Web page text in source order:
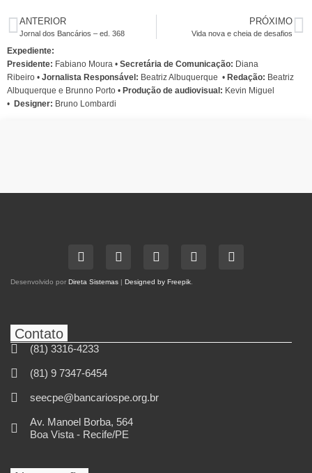
ANTERIOR
Jornal dos Bancários – ed. 368
PRÓXIMO
Vida nova e cheia de desafios
Expediente:
Presidente: Fabiano Moura • Secretária de Comunicação: Diana
Ribeiro • Jornalista Responsável: Beatriz Albuquerque • Redação: Beatriz
Albuquerque e Brunno Porto • Produção de audiovisual: Kevin Miguel
• Designer: Bruno Lombardi
Desenvolvido por Direta Sistemas | Designed by Freepik.
Contato
(81) 3316-4233
(81) 9 7347-6454
seecpe@bancariospe.org.br
Av. Manoel Borba, 564
Boa Vista - Recife/PE